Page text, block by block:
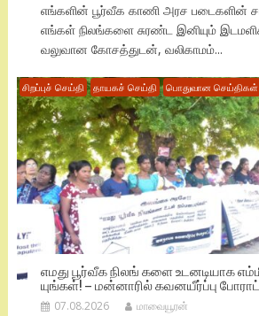
எங்களின் பூர்வீக காணி அரச படைகளின்
எங்கள் நிலங்களை சுரண்ட இனியும்
வலுவான கோசத்துடன், வலிகாமம்...
சிறப்புச் செய்தி தாயகச் செய்தி பொதுவான செய்திகள்
எமது பூர்வீக நிலங் களை உடனடியாக
யுங்கள்! – மன்னாரில் கவனயீர்ப்பு
07.08.2026 மாவையூரன்